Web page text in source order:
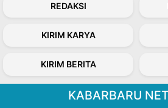
REDAKSI
KIRIM KARYA
KIRIM BERITA
KABARBARU